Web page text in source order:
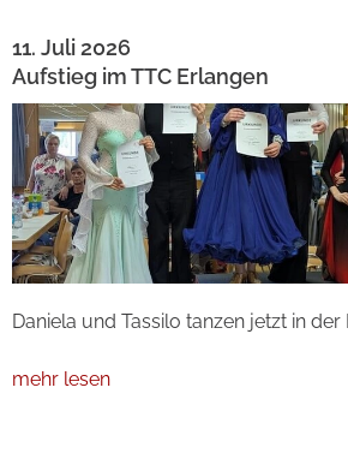
11. Juli 2026
Aufstieg im TTC Erlangen
Daniela und Tassilo tanzen jetzt in der
mehr lesen